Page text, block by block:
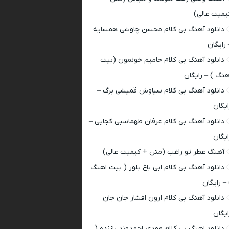
عالی)
دانلود آهنگ بی کلام محسن چاوشی همسایه
رایگان
دانلود آهنگ بی کلام حامیم خونمون (بیت
) – رایگان
دانلود آهنگ بی کلام سیاوش قمیشی برگ –
دانلود آهنگ بی کلام عرفان طهماسبی کجایی –
آهنگ عطر تو راغب (متن + کیفیت عالی)
دانلود آهنگ بی کلام ابی باغ بلور ( بیت اهنگ
– رایگان
دانلود آهنگ بی کلام ارون افشار جان جان –